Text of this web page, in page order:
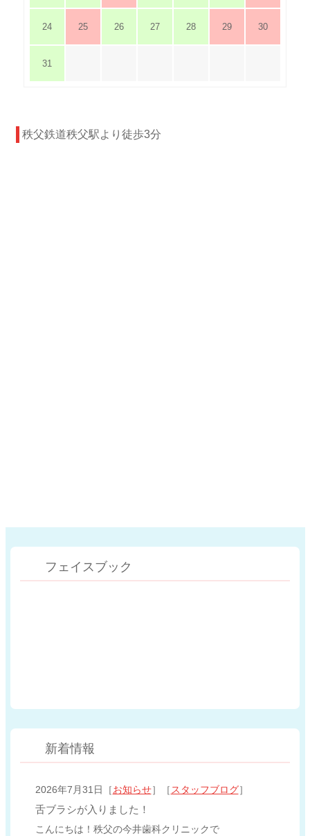
24 25 26 27 28 29 30
31
秩父鉄道秩父駅より徒歩3分
フェイスブック
新着情報
2026年7月31日［お知らせ］［ スタッフブログ］
舌ブラシが入りました！
こんにちは！秩父の今井歯科クリニックで